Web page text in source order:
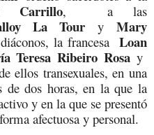
Carrillo,
a las
La Tour y Mary
la francesaLoan
Teresa Ribeiro Rosa y
ellos transexuales, en una
de dos horas, en la que la
y en la que se presentó
afectuosa y personal.